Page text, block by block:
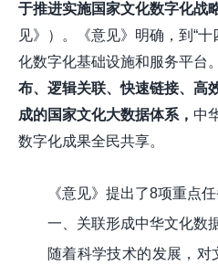
于推进实施国家文化数字化战
见》）。《意见》明确，到“
化数字化基础设施和服务平台。
布、逻辑关联、快速链接、高
成的国家文化大数据体系， 中
数字化成果全民共享。
《意见》提出了8项重点任
一、关联形成中华文化数
随着科学技术的发展，